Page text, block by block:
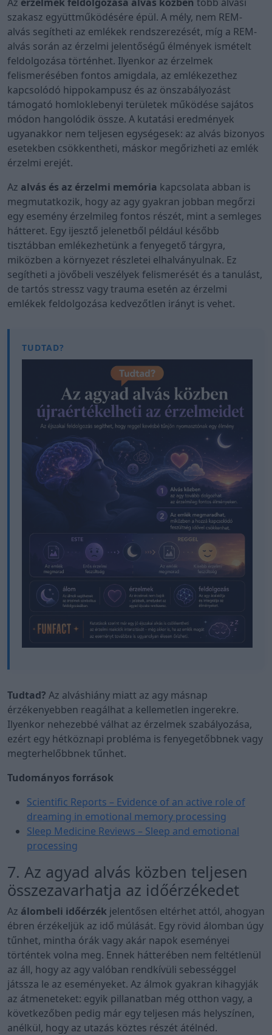
szakasz együttműködésére épül. A mély, nem REM-
alvás segítheti az emlékek rendszerezését, míg a REM-
alvás során az érzelmi jelentőségű élmények ismételt
feldolgozása történhet. Ilyenkor az érzelmek
felismerésében fontos amigdala, az emlékezethez
kapcsolódó hippokampusz és az önszabályozást
támogató homloklebenyi területek működése sajátos
módon hangolódik össze. A kutatási eredmények
ugyanakkor nem teljesen egységesek: az alvás bizonyos
esetekben csökkentheti, máskor megőrizheti az emlék
érzelmi erejét.
Az alvás és az érzelmi memória kapcsolata abban is
megmutatkozik, hogy az agy gyakran jobban megőrzi
egy esemény érzelmileg fontos részét, mint a semleges
hátteret. Egy ijesztő jelenetből például később
tisztábban emlékezhetünk a fenyegető tárgyra,
miközben a környezet részletei elhalványulnak. Ez
segítheti a jövőbeli veszélyek felismerését és a tanulást,
de tartós stressz vagy trauma esetén az érzelmi
emlékek feldolgozása kedvezőtlen irányt is vehet.
Tudtad? Az alváshiány miatt az agy másnap
érzékenyebben reagálhat a kellemetlen ingerekre.
Ilyenkor nehezebbé válhat az érzelmek szabályozása,
ezért egy hétköznapi probléma is fenyegetőbbnek vagy
megterhelőbbnek tűnhet.
Tudományos források
Scientific Reports – Evidence of an active role of
dreaming in emotional memory processing
Sleep Medicine Reviews – Sleep and emotional
processing
7. Az agyad alvás közben teljesen
összezavarhatja az időérzékedet
Az álombeli időérzék jelentősen eltérhet attól, ahogyan
ébren érzékeljük az idő múlását. Egy rövid álomban úgy
tűnhet, mintha órák vagy akár napok eseményei
történtek volna meg. Ennek hátterében nem feltétlenül
az áll, hogy az agy valóban rendkívüli sebességgel
játssza le az eseményeket. Az álmok gyakran kihagyják
az átmeneteket: egyik pillanatban még otthon vagy, a
következőben pedig már egy teljesen más helyszínen,
anélkül, hogy az utazás köztes részét átélnéd.